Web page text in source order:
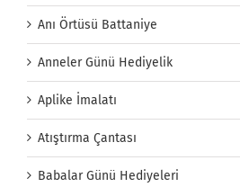
Anı Örtüsü Battaniye
Anneler Günü Hediyelik
Aplike İmalatı
Atıştırma Çantası
Babalar Günü Hediyeleri